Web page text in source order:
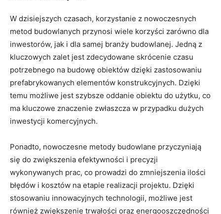
W dzisiejszych czasach,​ korzystanie z nowoczesnych
metod budowlanych ⁤przynosi wiele korzyści zarówno dla
inwestorów, jak i dla samej branży budowlanej. Jedną z
kluczowych zalet jest zdecydowane skrócenie ‌czasu
potrzebnego na budowę ‌obiektów dzięki zastosowaniu
prefabrykowanych elementów​ konstrukcyjnych. Dzięki
temu możliwe jest szybsze oddanie obiektu do użytku, co
ma kluczowe⁣ znaczenie zwłaszcza w przypadku dużych ​
inwestycji komercyjnych.
Ponadto, nowoczesne metody budowlane przyczyniają
się do zwiększenia efektywności i precyzji
wykonywanych prac, co prowadzi do zmniejszenia ilości
błędów i kosztów na etapie realizacji projektu. Dzięki
stosowaniu innowacyjnych technologii, możliwe jest
również zwiększenie trwałości oraz energooszczędności